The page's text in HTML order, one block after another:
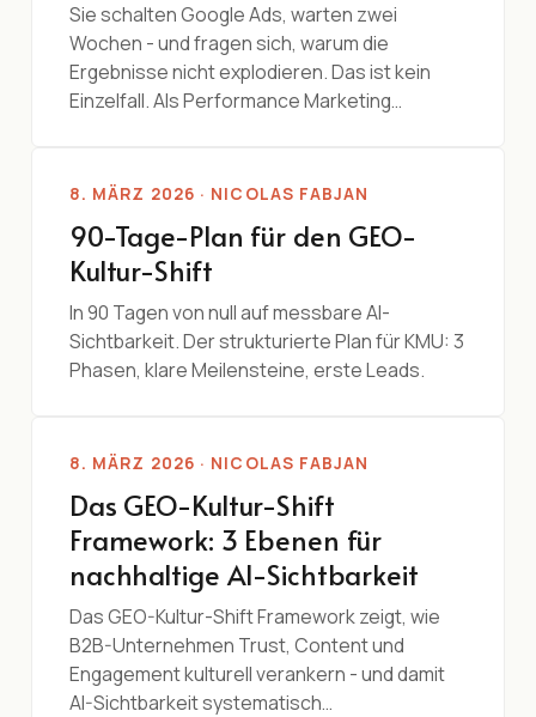
Sie schalten Google Ads, warten zwei
Wochen - und fragen sich, warum die
Ergebnisse nicht explodieren. Das ist kein
Einzelfall. Als Performance Marketing…
8. MÄRZ 2026 · NICOLAS FABJAN
90-Tage-Plan für den GEO-
Kultur-Shift
In 90 Tagen von null auf messbare AI-
Sichtbarkeit. Der strukturierte Plan für KMU: 3
Phasen, klare Meilensteine, erste Leads.
8. MÄRZ 2026 · NICOLAS FABJAN
Das GEO-Kultur-Shift
Framework: 3 Ebenen für
nachhaltige AI-Sichtbarkeit
Das GEO-Kultur-Shift Framework zeigt, wie
B2B-Unternehmen Trust, Content und
Engagement kulturell verankern - und damit
AI-Sichtbarkeit systematisch…